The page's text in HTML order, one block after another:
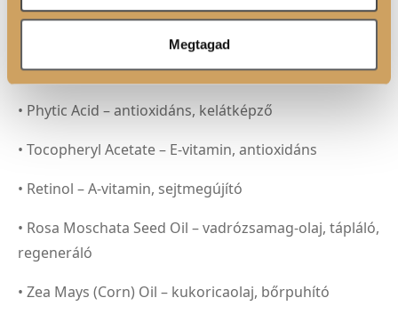
Megtagad
• Biotin – H-vitamin, a haj és fejbőr egészségéért
• Inositol – sejtfalalkotó, hajnövekedést támogató
hatás
• Phytic Acid – antioxidáns, kelátképző
• Tocopheryl Acetate – E-vitamin, antioxidáns
• Retinol – A-vitamin, sejtmegújító
• Rosa Moschata Seed Oil – vadrózsamag-olaj, tápláló,
regeneráló
• Zea Mays (Corn) Oil – kukoricaolaj, bőrpuhító